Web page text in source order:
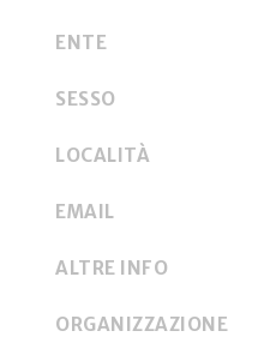
ENTE
SESSO
LOCALITÀ
EMAIL
ALTRE INFO
ORGANIZZAZIONE